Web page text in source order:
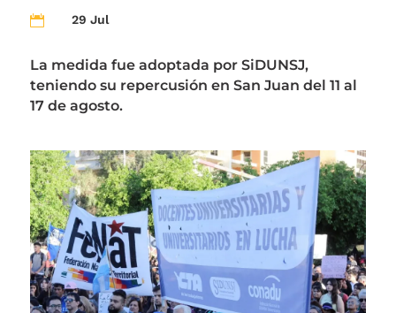
 29 Jul
La medida fue adoptada por SiDUNSJ,
teniendo su repercusión en San Juan del 11 al
17 de agosto.